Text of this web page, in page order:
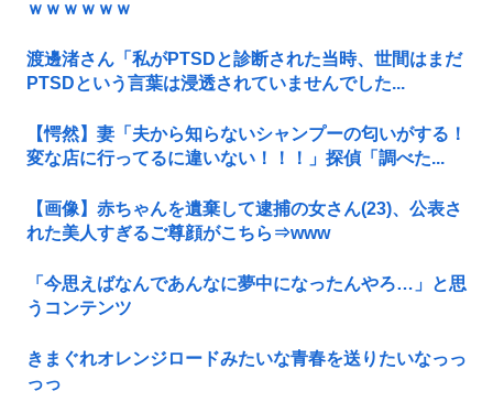
ｗｗｗｗｗｗ
渡邊渚さん「私がPTSDと診断された当時、世間はまだ
PTSDという言葉は浸透されていませんでした...
【愕然】妻「夫から知らないシャンプーの匂いがする！
変な店に行ってるに違いない！！！」探偵「調べた...
【画像】赤ちゃんを遺棄して逮捕の女さん(23)、公表さ
れた美人すぎるご尊顔がこちら⇒www
「今思えばなんであんなに夢中になったんやろ…」と思
うコンテンツ
きまぐれオレンジロードみたいな青春を送りたいなっっ
っっ